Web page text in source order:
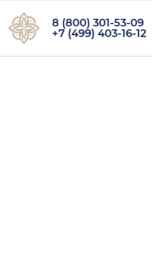
8 (800) 301-53-09
+7 (499) 403-16-12